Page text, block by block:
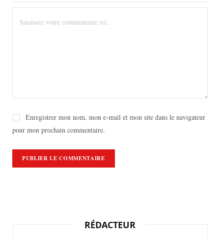
Enregistrer mon nom, mon e-mail et mon site dans le navigateur
pour mon prochain commentaire.
RÉDACTEUR